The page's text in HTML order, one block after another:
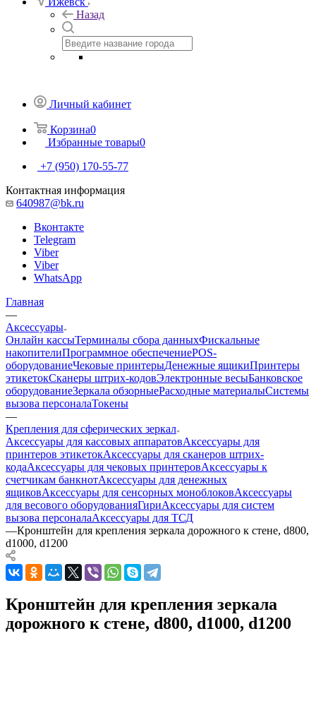
Назад
Личный кабинет
Корзина0
Избранные товары0
+7 (950) 170-55-77
Контактная информация
640987@bk.ru
Вконтакте
Telegram
Viber
Viber
WhatsApp
Главная
—
Аксессуары
Онлайн кассыТерминалы сбора данныхФискальные
накопителиПрограммное обеспечениеPOS-
оборудованиеЧековые принтерыДенежные ящикиПринтеры
этикетокСканеры штрих-кодовЭлектронные весыБанковское
оборудованиеЗеркала обзорныеРасходные материалыСистемы
вызова персоналаТокены
—
Крепления для сферических зеркал
Аксессуары для кассовых аппаратовАксессуары для
принтеров этикетокАксессуары для сканеров штрих-
кодаАксессуары для чековых принтеровАксессуары к
счетчикам банкнотАксессуары для денежных
ящиковАксессуары для сенсорных моноблоковАксессуары
для весового оборудованияГириАксессуары для систем
вызова персоналаАксессуары для ТСД
—Кронштейн для крепления зеркала дорожного к стене, d800,
d1000, d1200
Кронштейн для крепления зеркала
дорожного к стене, d800, d1000, d1200